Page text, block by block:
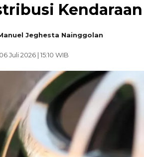
Jeghesta Nainggolan
Juli 2026 | 15:10 WIB